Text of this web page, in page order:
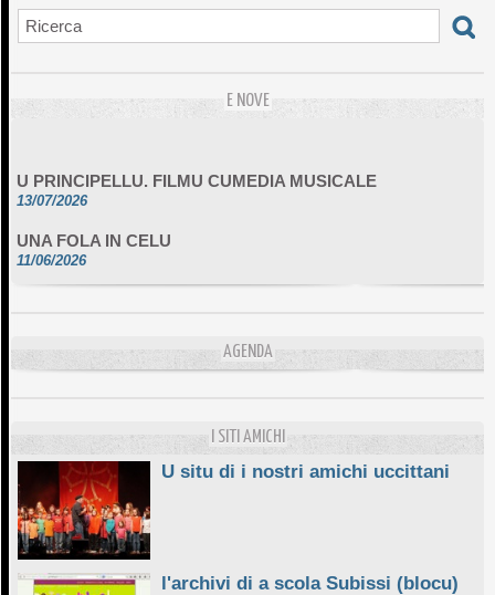
E NOVE
13/07/2026
11/06/2026
DA SCIMULÌ
L'ESSENZIALE CHÌ GHJÈ
10/06/2026
AGENDA
I SITI AMICHI
U situ di i nostri amichi uccittani
l'archivi di a scola Subissi (blocu)